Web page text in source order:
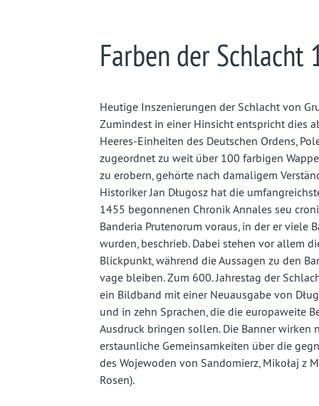
Farben der Schlacht
Heutige Inszenierungen der Schlacht von
Zumindest in einer Hinsicht entspricht dies
Heeres-Einheiten des Deutschen Ordens,
zugeordnet zu weit über 100 farbigen
zu erobern, gehörte nach damaligem
Historiker Jan Długosz hat die
1455 begonnenen Chronik Annales seu
Banderia Prutenorum voraus, in der er viele
wurden, beschrieb. Dabei stehen vor allem
Blickpunkt, während die Aussagen zu den
vage bleiben. Zum 600. Jahrestag der
ein Bildband mit einer Neuausgabe von
und in zehn Sprachen, die die europaweite
Ausdruck bringen sollen. Die Banner
erstaunliche Gemeinsamkeiten über die
des Wojewoden von Sandomierz, Mikołaj z
Rosen).